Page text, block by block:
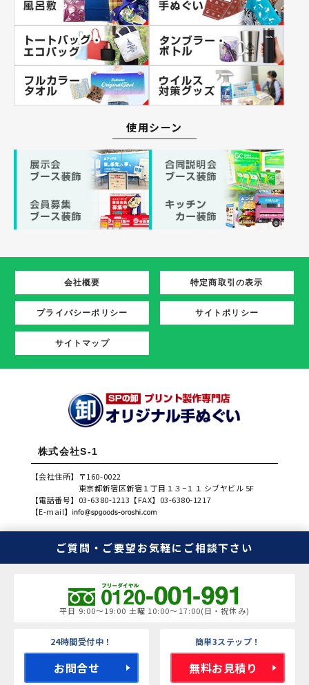
使用シーン
会社概要 特定商取引の表示
プライバシーポリシー サイトポリシー
サイトマップ
株式会社S-1
【会社住所】 〒160-0022
東京都新宿区新宿１丁目１３−１１ シブヤビル 5F
【電話番号】 03-6380-1213 【FAX】 03-6380-1217
【E-mail】
ご質問・ご要望お気軽にご相談下さい
平日 9:00～19:00 土曜 10:00～17:00(日・祝休み)
24時間受付中！
お問合せ
簡単3ステップ！
無料お見積り